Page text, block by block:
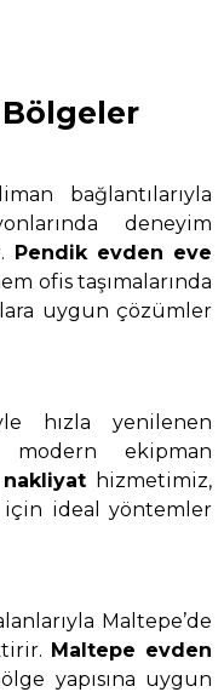
bağlantılarıyla
deneyim
Pendik evden eve
ofis taşımalarında
uygun çözümler
hızla yenilenen
modern ekipman
hizmetimiz,
için ideal yöntemler
Maltepe’de
Maltepe evden
yapısına uygun